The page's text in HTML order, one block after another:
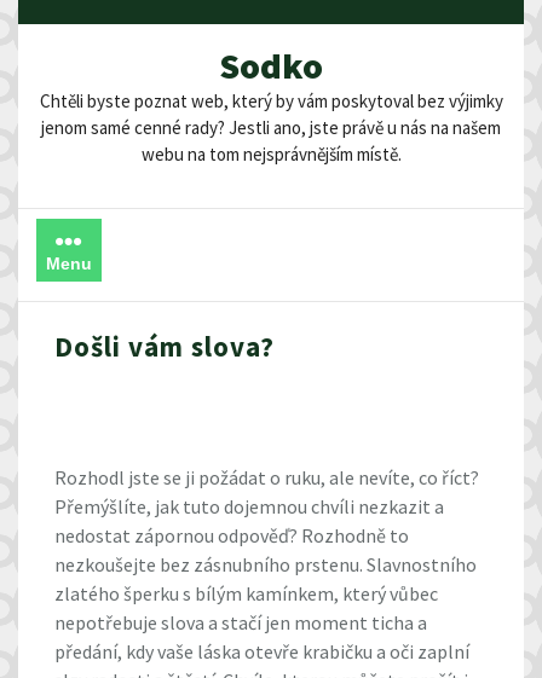
Sodko
Chtěli byste poznat web, který by vám poskytoval bez výjimky
jenom samé cenné rady? Jestli ano, jste právě u nás na našem
webu na tom nejsprávnějším místě.
Menu
Došli vám slova?
Rozhodl jste se ji požádat o ruku, ale nevíte, co říct?
Přemýšlíte, jak tuto dojemnou chvíli nezkazit a
nedostat zápornou odpověď? Rozhodně to
nezkoušejte bez zásnubního prstenu. Slavnostního
zlatého šperku s bílým kamínkem, který vůbec
nepotřebuje slova a stačí jen moment ticha a
předání, kdy vaše láska otevře krabičku a oči zaplní